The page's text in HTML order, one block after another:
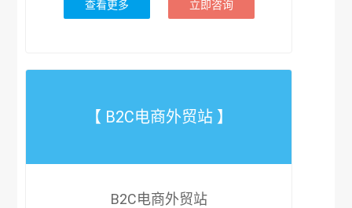
查看更多 立即咨询
【 B2C电商外贸站 】
B2C电商外贸站